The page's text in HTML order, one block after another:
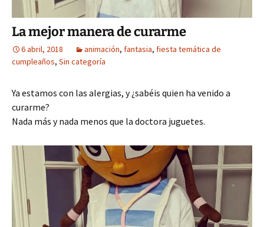
La mejor manera de curarme
6 abril, 2018 animación, fantasia, fiesta temática de
cumpleaños, Sin categoría
Ya estamos con las alergias, y ¿sabéis quien ha venido a
curarme?
Nada más y nada menos que la doctora juguetes.